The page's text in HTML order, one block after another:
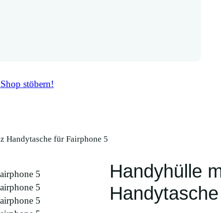
stöbern!
Handytasche für Fairphone 5
Handyhülle